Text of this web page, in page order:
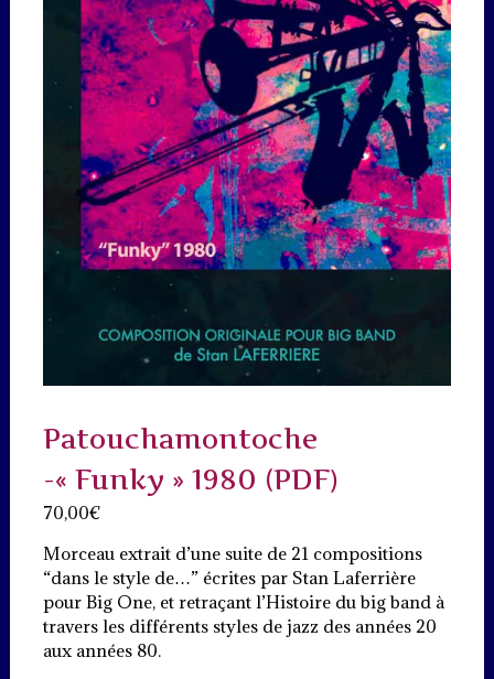
Patouchamontoche
-« Funky » 1980 (PDF)
70,00€
Morceau extrait d’une suite de 21 compositions
“dans le style de…” écrites par Stan Laferrière
pour Big One, et retraçant l’Histoire du big band à
travers les différents styles de jazz des années 20
aux années 80.